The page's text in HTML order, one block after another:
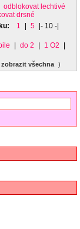
odblokovat lechtivé
drsné
1 5
|- 10 -|
do 2 1 O2
zobrazit všechna )